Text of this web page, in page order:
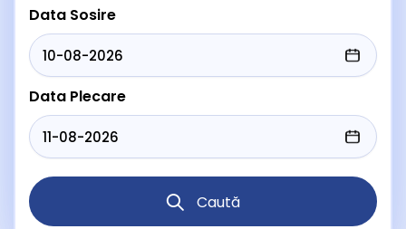
Data Sosire
Data Plecare
Caută